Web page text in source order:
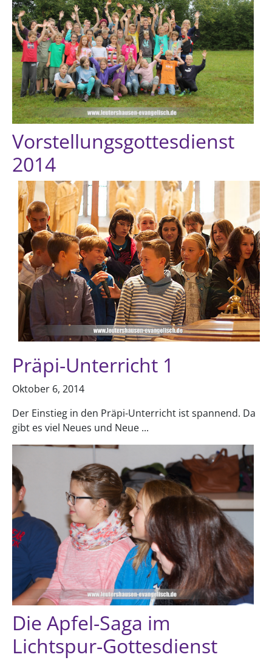
Vorstellungsgottesdienst
2014
Präpi-Unterricht 1
Oktober 6, 2014
Der Einstieg in den Präpi-Unterricht ist spannend. Da
gibt es viel Neues und Neue ...
Die Apfel-Saga im
Lichtspur-Gottesdienst